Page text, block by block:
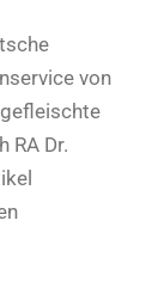
von
RA Dr.